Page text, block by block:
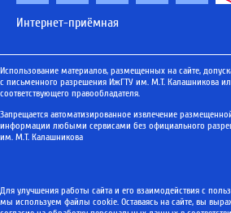
Интернет-приёмная
Использование материалов, размещенных на сайте,
с письменного разрешения ИжГТУ им. М.Т. Калашникова
соответствующего правообладателя.
Запрещается автоматизированное извлечение
информации любыми сервисами без официального
им. М.Т. Калашникова
Для улучшения работы сайта и его взаимодействия с
мы используем файлы cookie. Оставаясь на сайте, вы